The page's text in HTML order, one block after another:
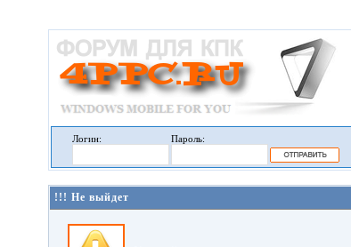
Логин:
Пароль:
!!! Не выйдет